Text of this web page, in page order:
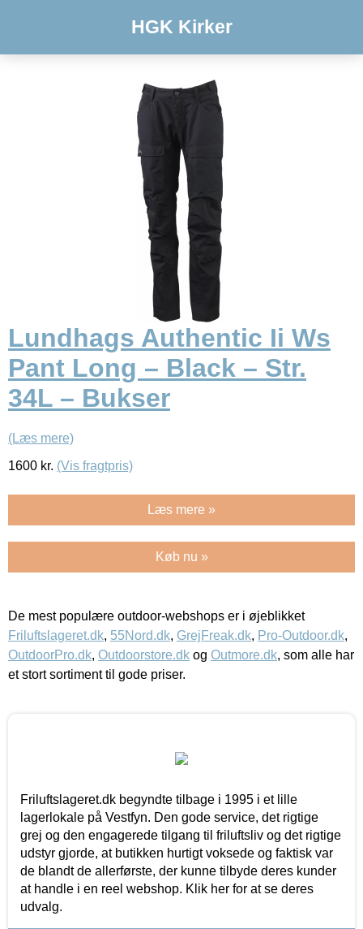
HGK Kirker
Lundhags Authentic Ii Ws
Pant Long – Black – Str.
34L – Bukser
(Læs mere)
1600 kr. (Vis fragtpris)
Læs mere »
Køb nu »
De mest populære outdoor-webshops er i øjeblikket
Friluftslageret.dk, 55Nord.dk, GrejFreak.dk, Pro-Outdoor.dk,
OutdoorPro.dk, Outdoorstore.dk og Outmore.dk, som alle har
et stort sortiment til gode priser.
Friluftslageret.dk begyndte tilbage i 1995 i et lille
lagerlokale på Vestfyn. Den gode service, det rigtige
grej og den engagerede tilgang til friluftsliv og det rigtige
udstyr gjorde, at butikken hurtigt voksede og faktisk var
de blandt de allerførste, der kunne tilbyde deres kunder
at handle i en reel webshop. Klik her for at se deres
udvalg.